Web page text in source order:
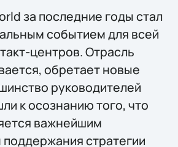
за последние годы стал
событием для всей
центров. Отрасль
обретает новые
руководителей
к осознанию того, что
важнейшим
стратегии